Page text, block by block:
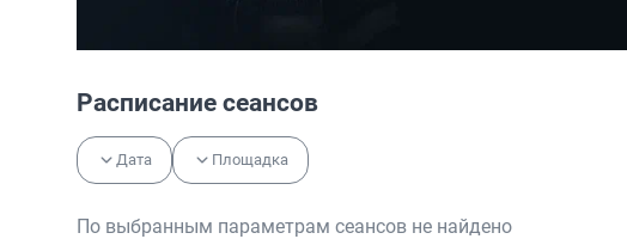
Расписание сеансов
Дата Площадка
По выбранным параметрам сеансов не найдено